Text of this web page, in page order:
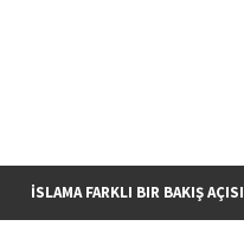
İSLAMA FARKLI BIR BAKIŞ AÇISI